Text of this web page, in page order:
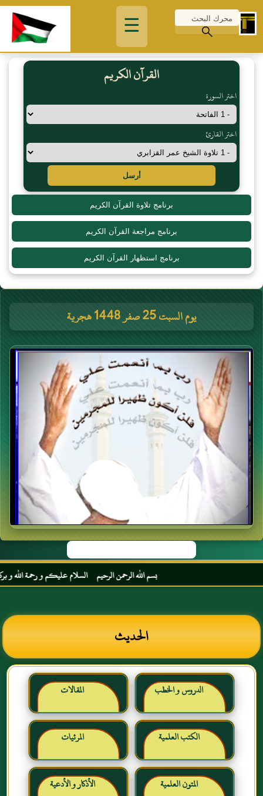
☰
القرآن الكريم
اختر السورة
اختر القارئ
أرسل
برنامج تلاوة القرآن الكريم
برنامج مراجعة القرآن الكريم
برنامج استظهار القرآن الكريم
يوم السبت 25 صفر 1448 هجرية
بسم الله الرحمن الرحيم السلام عليكم و رحمة الله و
الحديث
الدروس و الخطب المقالات
الكتب العلمية المرئيات
المتون العلمية الأذكار و الأدعية